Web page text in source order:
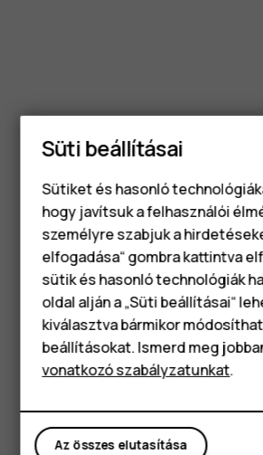
Okostelefonok
Klasszikus
Tartozékok
Táblagépek6.5 inch
Süti beállításai
Sütiket és hasonló
hogy javítsuk a felhasználói
személyre szabjuk a
elfogadása“ gombra kattintva
sütik és hasonló technológiák
oldal alján a „Süti beállításai“
kiválasztva bármikor
beállításokat. Ismerd meg
vonatkozó szabályzatunkat.
Az összes elutasítása